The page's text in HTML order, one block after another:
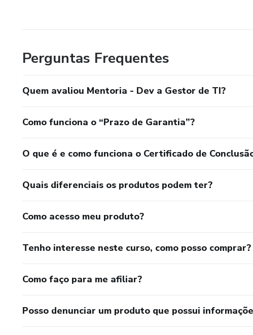
Perguntas Frequentes
Quem avaliou Mentoria - Dev a Gestor de TI?
Como funciona o “Prazo de Garantia”?
O que é e como funciona o Certificado de
Quais diferenciais os produtos podem ter?
Como acesso meu produto?
Tenho interesse neste curso, como posso comprar?
Como faço para me afiliar?
Posso denunciar um produto que possui